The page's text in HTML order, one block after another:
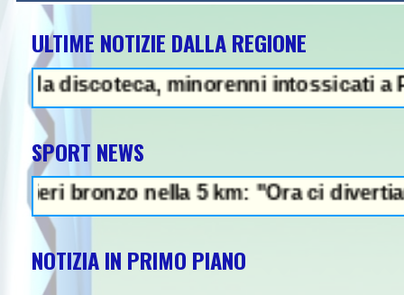
ULTIME NOTIZIE DALLA REGIONE
minorenni intossicati a
SPORT NEWS
nella 5 km: "Ora ci divertiamo in
NOTIZIA IN PRIMO PIANO
- Iran: "Raggiunto l'accordo